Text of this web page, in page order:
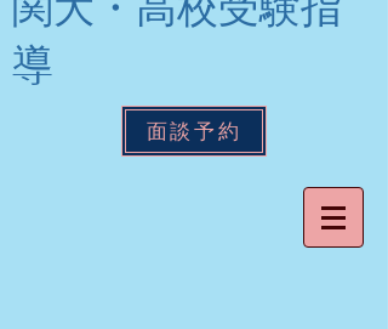
導
面談予約